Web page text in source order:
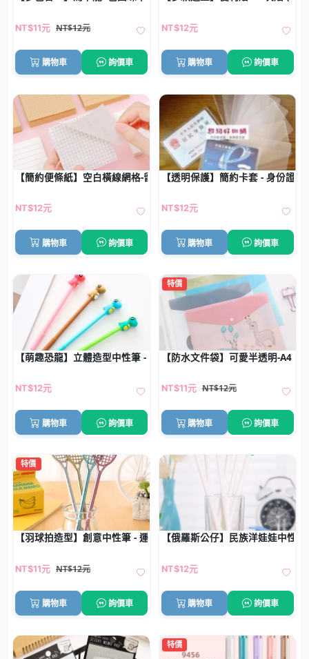
NT$11元 NT$12元
購物車 詢價車
NT$12元
購物車 詢價車
【簡約便條紙】空白橫線網格-留言便利貼
NT$12元
購物車 詢價車
【透明保護】簡約卡套 - 身份證IC
NT$12元
購物車 詢價車
【萌趣恐龍】立體造型中性筆 - 0.黑色簽字筆學生文具
NT$12元
購物車 詢價車
特價
【防水文件袋】可愛半透明-A4
NT$11元 NT$12元
購物車 詢價車
特價
【羽球拍造型】創意中性筆 - 運動主題文具
NT$11元 NT$12元
購物車 詢價車
【俄羅斯公仔】民族洋娃娃中性
NT$12元
購物車 詢價車
特價